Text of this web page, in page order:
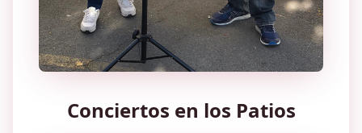
Conciertos en los Patios